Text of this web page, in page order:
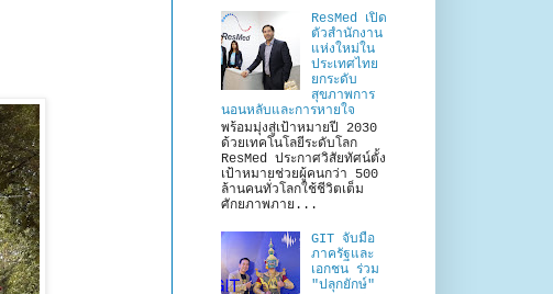
ResMed เปิด
ตัวสำนักงาน
แห่งใหม่ใน
ประเทศไทย
ยกระดับ
สุขภาพการ
นอนหลับและการหายใจ
พร้อมมุ่งสู่เป้าหมายปี 2030
ด้วยเทคโนโลยีระดับโลก
ResMed ประกาศวิสัยทัศน์ตั้ง
เป้าหมายช่วยผู้คนกว่า 500
ล้านคนทั่วโลกใช้ชีวิตเต็ม
ศักยภาพภาย...
GIT จับมือ
ภาครัฐและ
เอกชน ร่วม
"ปลุกยักษ์"